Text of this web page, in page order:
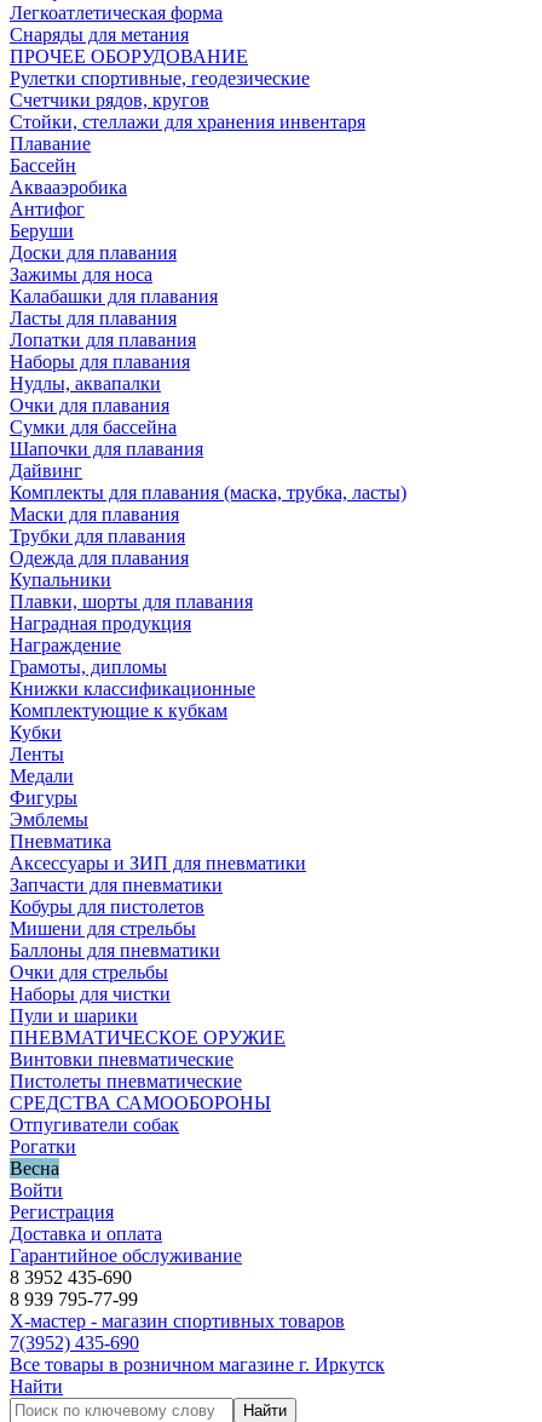
Легкоатлетическая форма
Снаряды для метания
ПРОЧЕЕ ОБОРУДОВАНИЕ
Рулетки спортивные, геодезические
Счетчики рядов, кругов
Стойки, стеллажи для хранения инвентаря
Плавание
Бассейн
Аквааэробика
Антифог
Беруши
Доски для плавания
Зажимы для носа
Калабашки для плавания
Ласты для плавания
Лопатки для плавания
Наборы для плавания
Нудлы, аквапалки
Очки для плавания
Сумки для бассейна
Шапочки для плавания
Дайвинг
Комплекты для плавания (маска, трубка, ласты)
Маски для плавания
Трубки для плавания
Одежда для плавания
Купальники
Плавки, шорты для плавания
Наградная продукция
Награждение
Грамоты, дипломы
Книжки классификационные
Комплектующие к кубкам
Кубки
Ленты
Медали
Фигуры
Эмблемы
Пневматика
Аксессуары и ЗИП для пневматики
Запчасти для пневматики
Кобуры для пистолетов
Мишени для стрельбы
Баллоны для пневматики
Очки для стрельбы
Наборы для чистки
Пули и шарики
ПНЕВМАТИЧЕСКОЕ ОРУЖИЕ
Винтовки пневматические
Пистолеты пневматические
СРЕДСТВА САМООБОРОНЫ
Отпугиватели собак
Рогатки
Весна
Войти
Регистрация
Доставка и оплата
Гарантийное обслуживание
8 3952 435-690
8 939 795-77-99
Х-мастер - магазин спортивных товаров
7(3952) 435-690
Все товары в розничном магазине г. Иркутск
Найти
Найти